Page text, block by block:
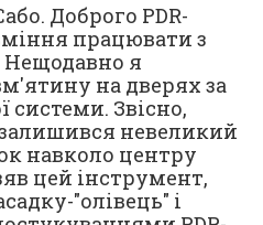
Доброго PDR-
працювати з
я
на дверях за
системи. Звісно,
невеликий
навколо центру
цей інструмент,
"олівець" і